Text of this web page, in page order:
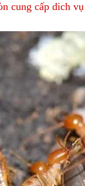
cung cấp dich vụ